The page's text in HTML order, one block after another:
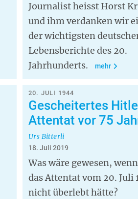
Journalist heisst Horst
und ihm verdanken wir
der wichtigsten
Lebensberichte des 20.
Jahrhunderts.
mehr
20. JULI 1944
Gescheitertes
Attentat vor 75
Urs Bitterli
18. Juli 2019
Was wäre gewesen,
das Attentat vom 20. Juli
nicht überlebt hätte?